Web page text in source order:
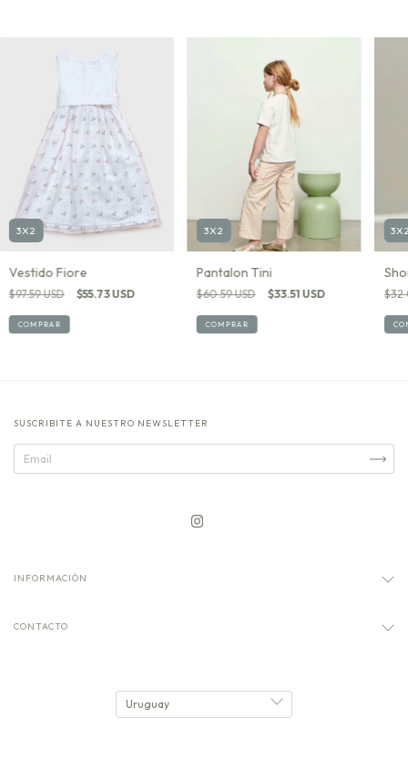
3X2
Vestido Fiore
$97.59 USD $55.73 USD
COMPRAR
3X2
Pantalon Tini
$60.59 USD $33.51 USD
COMPRAR
SUSCRIBITE A NUESTRO NEWSLETTER
INFORMACIÓN
CONTACTO